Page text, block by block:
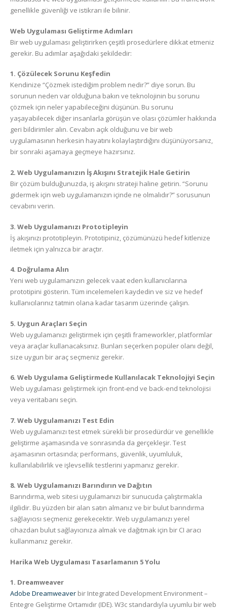
genellikle güvenliği ve istikrarı ile bilinir.
Web Uygulaması Geliştirme Adımları
Bir web uygulaması geliştirirken çeşitli prosedürlere dikkat etmeniz
gerekir. Bu adımlar aşağıdaki şekildedir:
1. Çözülecek Sorunu Keşfedin
Kendinize “Çözmek istediğim problem nedir?” diye sorun. Bu
sorunun neden var olduğuna bakın ve teknolojinin bu sorunu
çözmek için neler yapabileceğini düşünün. Bu sorunu
yaşayabilecek diğer insanlarla görüşün ve olası çözümler hakkında
geri bildirimler alın. Cevabın açık olduğunu ve bir web
uygulamasının herkesin hayatını kolaylaştırdığını düşünüyorsanız,
bir sonraki aşamaya geçmeye hazırsınız.
2. Web Uygulamanızın İş Akışını Stratejik Hale Getirin
Bir çözüm bulduğunuzda, iş akışını strateji haline getirin. “Sorunu
gidermek için web uygulamanızın içinde ne olmalıdır?” sorusunun
cevabını verin.
3. Web Uygulamanızı Prototipleyin
İş akışınızı prototipleyin. Prototipiniz, çözümünüzü hedef kitlenize
iletmek için yalnızca bir araçtır.
4. Doğrulama Alın
Yeni web uygulamanızın gelecek vaat eden kullanıcılarına
prototipini gösterin. Tüm incelemeleri kaydedin ve siz ve hedef
kullanıcılarınız tatmin olana kadar tasarım üzerinde çalışın.
5. Uygun Araçları Seçin
Web uygulamanızı geliştirmek için çeşitli frameworkler, platformlar
veya araçlar kullanacaksınız. Bunları seçerken popüler olanı değil,
size uygun bir araç seçmeniz gerekir.
6. Web Uygulama Geliştirmede Kullanılacak Teknolojiyi Seçin
Web uygulaması geliştirmek için front-end ve back-end teknolojisi
veya veritabanı seçin.
7. Web Uygulamanızı Test Edin
Web uygulamanızı test etmek sürekli bir prosedürdür ve genellikle
geliştirme aşamasında ve sonrasında da gerçekleşir. Test
aşamasının ortasında; performans, güvenlik, uyumluluk,
kullanılabilirlik ve işlevsellik testlerini yapmanız gerekir.
8. Web Uygulamanızı Barındırın ve Dağıtın
Barındırma, web sitesi uygulamanızı bir sunucuda çalıştırmakla
ilgilidir. Bu yüzden bir alan satın almanız ve bir bulut barındırma
sağlayıcısı seçmeniz gerekecektir. Web uygulamanızı yerel
cihazdan bulut sağlayıcınıza almak ve dağıtmak için bir CI aracı
kullanmanız gerekir.
Harika Web Uygulaması Tasarlamanın 5 Yolu
1. Dreamweaver
Adobe Dreamweaver bir Integrated Development Environment –
Entegre Geliştirme Ortamıdır (IDE). W3c standardıyla uyumlu bir web